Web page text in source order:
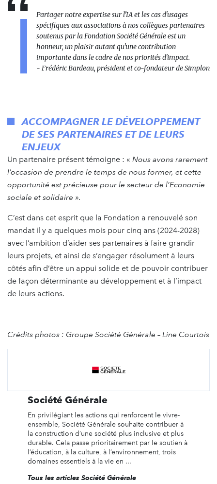
Partager notre expertise sur l'IA et les cas d'usages
spécifiques aux associations à nos collègues partenaires
soutenus par la Fondation Société Générale est un
honneur, un plaisir autant qu'une contribution
importante dans le cadre de nos priorités d'impact.
- Frédéric Bardeau, président et co-fondateur de Simplon
ACCOMPAGNER LE DÉVELOPPEMENT
DE SES PARTENAIRES ET DE LEURS
ENJEUX
Un partenaire présent témoigne : « Nous avons rarement
l’occasion de prendre le temps de nous former, et cette
opportunité est précieuse pour le secteur de l’Economie
sociale et solidaire ».
C’est dans cet esprit que la Fondation a renouvelé son
mandat il y a quelques mois pour cinq ans (2024-2028)
avec l’ambition d’aider ses partenaires à faire grandir
leurs projets, et ainsi de s’engager résolument à leurs
côtés afin d’être un appui solide et de pouvoir contribuer
de façon déterminante au développement et à l’impact
de leurs actions.
Crédits photos : Groupe Société Générale – Line Courtois
Société Générale
En privilégiant les actions qui renforcent le vivre-
ensemble, Société Générale souhaite contribuer à
la construction d’une société plus inclusive et plus
durable. Cela passe prioritairement par le soutien à
l’éducation, à la culture, à l’environnement, trois
domaines essentiels à la vie en ...
Tous les articles Société Générale